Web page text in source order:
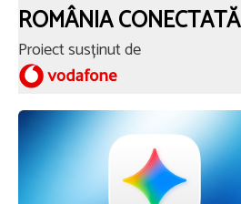
ROMÂNIA CONECTATĂ
Proiect susținut de